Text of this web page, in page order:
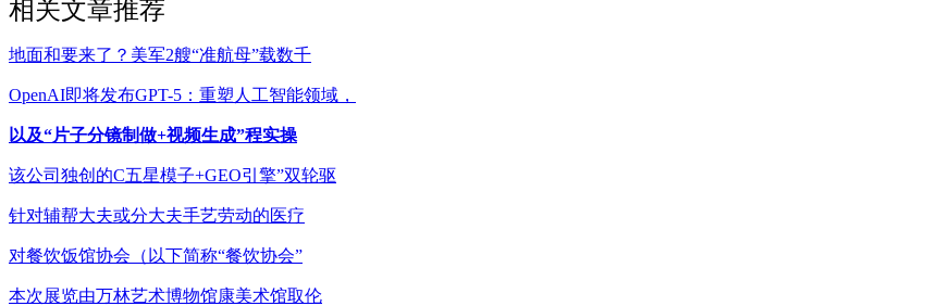
相关文章推荐
地面和要来了？美军2艘“准航母”载数千
OpenAI即将发布GPT-5：重塑人工智能领域，
以及“片子分镜制做+视频生成”程实操
该公司独创的C五星模子+GEO引擎”双轮驱
针对辅帮大夫或分大夫手艺劳动的医疗
对餐饮饭馆协会（以下简称“餐饮协会”
本次展览由万林艺术博物馆康美术馆取伦